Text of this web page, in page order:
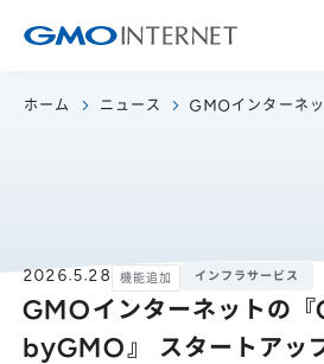
関連会社
アクセス
サービス
インターネット インフラ事業
インターネット 広告・メディア事業
ホーム ニュース GMOインターネ
2026.5.28 機能追加 インフラサービス
GMOインターネットの
byGMO』 スタートアッ